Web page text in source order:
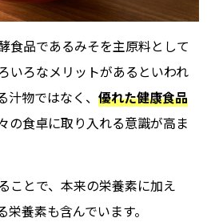
食品であるみそを主原料として
いろなメリットがあるといわれ
物ではなく、 優れた健康食品
の食卓に取り入れる意識が高ま
ことで、本来の栄養素に加え
養素も含んでいます。